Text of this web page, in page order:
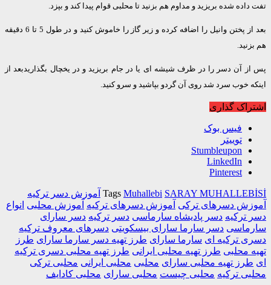
شده بریزید و مداوم هم بزنید تا محلبی قوام پیدا کند و بپزد.
بعد از پختن وانیل را اضافه کرده و زیر گاز را خاموش کنید و در طول 5 تا 6 دقیقه
آن دسر را در ظرف شیشه ای یا در جام بریزید و در یخچال بگذاریدبعد از
خوب سرد شد روی آن گردو بپاشید و سرو کنید.
گذاری
فیس بوک
توییتر
Stumbleupon
LinkedIn
Pinterest
TagsMuhallebi SARAY
آموزش دسر ترکیه
دسرهای ترکی آموزش دسرهای ترکیه آموزش محلبی انواع
ترکیه دسر پادیشاه سارماسی دسر ترکیه دسر سارای
دسر سارما سارای بیسکویتی دسرهای معروف ترکیه
ترکیه ای سارما سارای طرز تهیه دسر سارما سارای طرز
محلبی طرز تهیه محلبی ایرانی طرز تهیه محلبی دسری ترکیه
تهیه محلبی سارای محلبی محلبی ایرانی محلبی ترکی
ترکیه محلبی چیست محلبی سارای محلبی کادایف